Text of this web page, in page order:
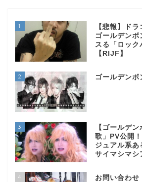
1
【悲報】ド
ゴールデンボ
スる「ロック
【RIJF】
2 ゴールデンボ
3
【ゴールデ
歌」PV公開
ジュアル系あ
サイマシマシ
4 お問い合わせ